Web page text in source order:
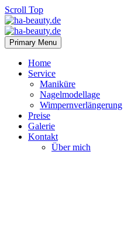
Scroll Top
Primary Menu
Home
Service
Maniküre
Nagelmodellage
Wimpernverlängerung
Preise
Galerie
Kontakt
Über mich